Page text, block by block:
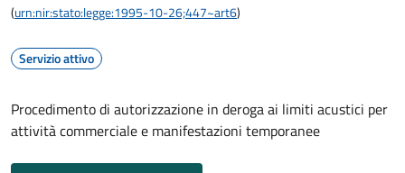
(urn:nir:stato:legge:1995-10-26;447~art6)
Servizio attivo
Procedimento di autorizzazione in deroga ai limiti acustici per
attività commerciale e manifestazioni temporanee